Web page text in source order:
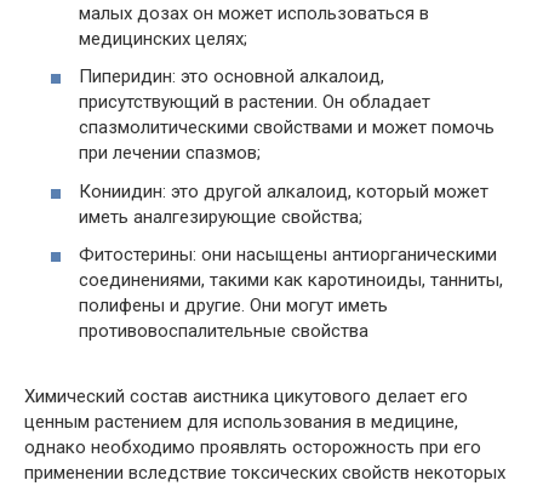
малых дозах он может использоваться в
медицинских целях;
Пиперидин: это основной алкалоид,
присутствующий в растении. Он обладает
спазмолитическими свойствами и может помочь
при лечении спазмов;
Кониидин: это другой алкалоид, который может
иметь аналгезирующие свойства;
Фитостерины: они насыщены антиорганическими
соединениями, такими как каротиноиды, танниты,
полифены и другие. Они могут иметь
противовоспалительные свойства
Химический состав аистника цикутового делает его
ценным растением для использования в медицине,
однако необходимо проявлять осторожность при его
применении вследствие токсических свойств некоторых